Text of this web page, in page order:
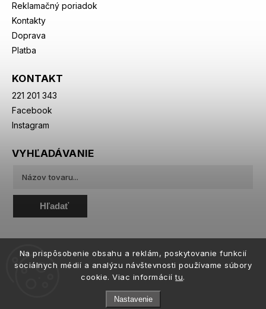
Na prispôsobenie obsahu a reklám, poskytovanie funkcií
sociálnych médií a analýzu návštevnosti používame súbory
cookie. Viac informáciítu.
Nastavenie
Reklamačný poriadok
Kontakty
Doprava
Platba
KONTAKT
221 201 343
Facebook
Instagram
VYHĽADÁVANIE
Hľadať